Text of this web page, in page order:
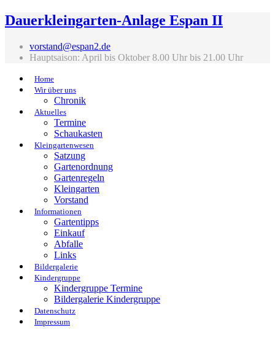
Dauerkleingarten-Anlage Espan II
vorstand@espan2.de
Hauptsaison: April bis Oktober 8.00 Uhr bis 21.00 Uhr
Home
Wir über uns
Chronik
Aktuelles
Termine
Schaukasten
Kleingartenwesen
Satzung
Gartenordnung
Gartenregeln
Kleingarten
Vorstand
Informationen
Gartentipps
Einkauf
Abfalle
Links
Bildergalerie
Kindergruppe
Kindergruppe Termine
Bildergalerie Kindergruppe
Datenschutz
Impressum